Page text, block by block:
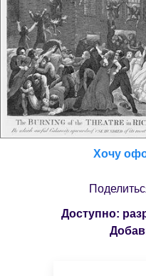
Хочу
Доступно: